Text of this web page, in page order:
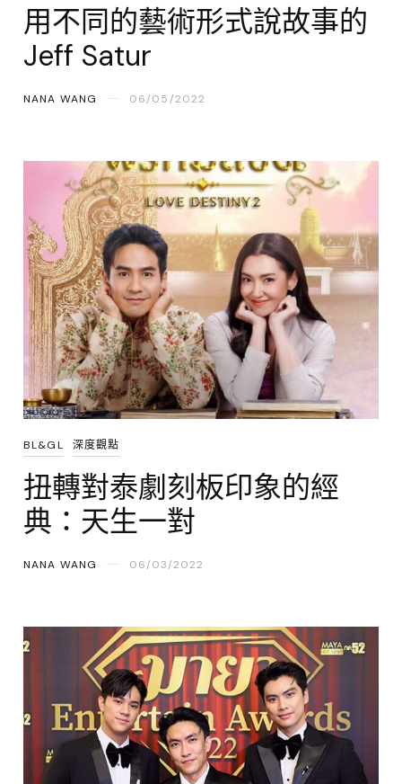
用不同的藝術形式說故事的
Jeff Satur
NANA WANG 06/05/2022
BL&GL 深度觀點
扭轉對泰劇刻板印象的經
典：天生一對
NANA WANG 06/03/2022